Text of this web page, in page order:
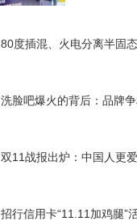
场
80度插混、火电分离半固
洗脸吧爆火的背后：品牌
双11战报出炉：中国人更
招行信用卡“11.11加鸡腿”